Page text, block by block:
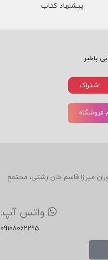
کاری
رفتار کند؟
پیشنهاد کتاب
باخبر
اشتراک
فروشگاه
روبروی رستوران میرزا قاسم خان رشتی، مجتمع
واتس آپ:
09108062295